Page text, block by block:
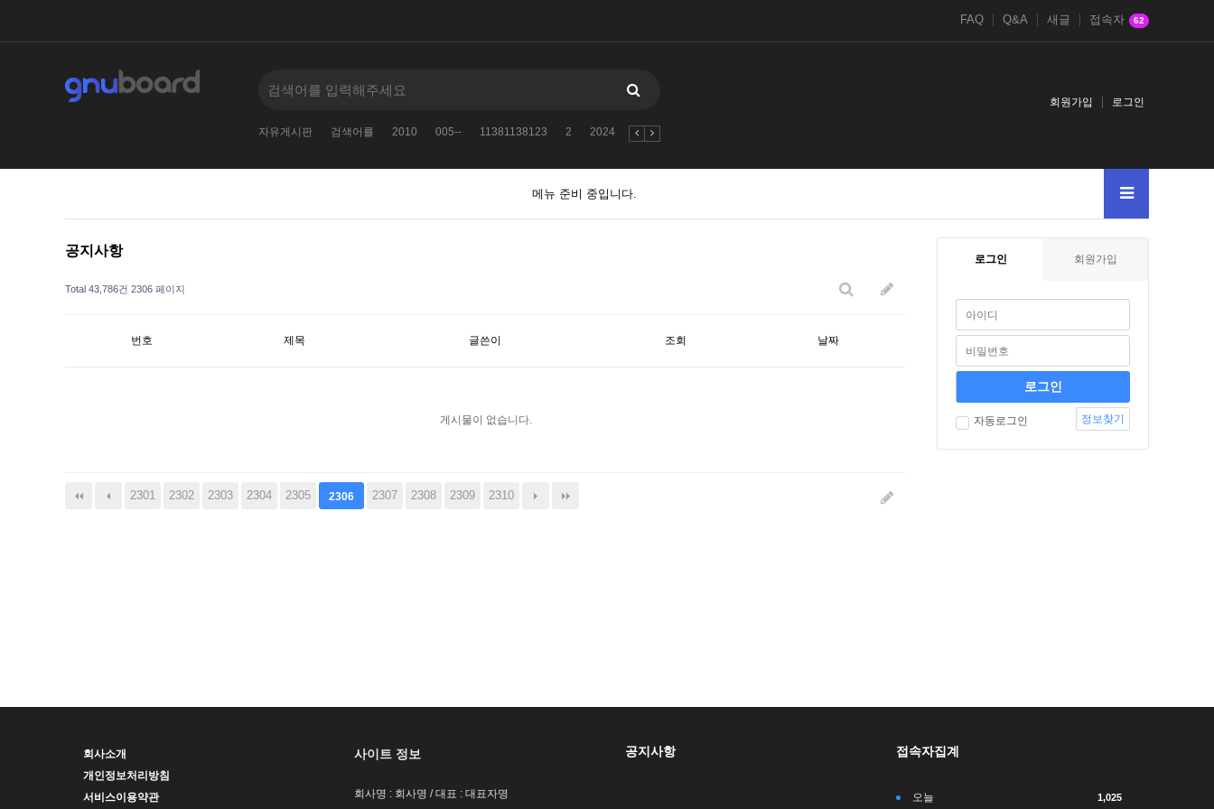
FAQ Q&A 새글 접속자 62
자유게시판 검색어를 2010 005-- 11381138123 2 2024 자유게시판
회원가입 로그인
메뉴 준비 중입니다.
공지사항
Total 43,786건 2306 페이지
번호 제목 글쓴이 조회 날짜
게시물이 없습니다.
2301 2302 2303 2304 2305 2306 2307 2308 2309 2310
다음 맨끝
로그인 회원가입
자동로그인 정보찾기
회사소개
개인정보처리방침
서비스이용약관
사이트 정보
회사명 : 회사명 / 대표 : 대표자명
공지사항 접속자집계
오늘 1,025